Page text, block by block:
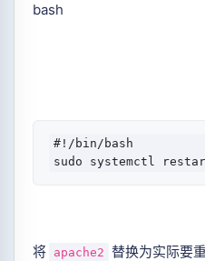
bash
#!/bin/bash
将 apache2
替换为实际要